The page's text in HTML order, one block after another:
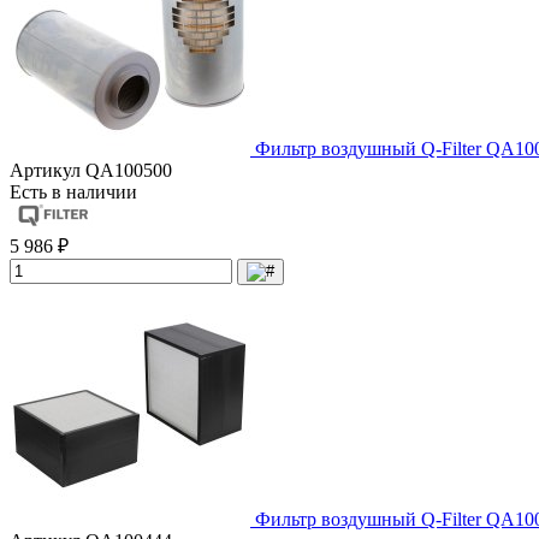
Фильтр воздушный Q-Filter
Артикул QA100500
Есть в наличии
5 986 ₽
Фильтр воздушный Q-Filter